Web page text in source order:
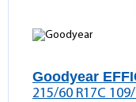
Goodyear
215/60 R17C